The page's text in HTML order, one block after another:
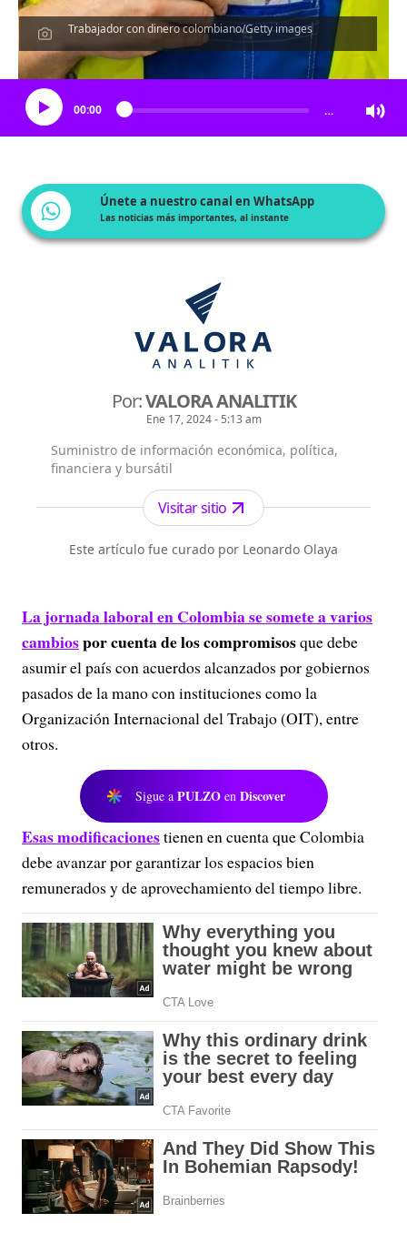
Trabajador con dinero colombiano/Getty images
Escucha el artículo
00:00 …
Únete a nuestro canal en WhatsApp
Las noticias más importantes, al instante
Por:VALORA ANALITIK
Ene 17, 2024 - 5:13 am
Suministro de información económica, política,
financiera y bursátil
Visitar sitio
Este artículo fue curado por Leonardo Olaya
La jornada laboral en Colombia se somete a varios
cambiospor cuenta de los compromisosque debe
asumir el país con acuerdos alcanzados por gobiernos
pasados de la mano con instituciones como la
Organización Internacional del Trabajo (OIT), entre
otros.
Sigue a PULZO en Discover
Esas modificacionestienen en cuenta que Colombia
debe avanzar por garantizar los espacios bien
remunerados y de aprovechamiento del tiempo libre.